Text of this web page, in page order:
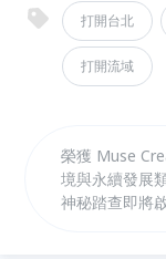
打開台北
打開流域
榮獲 Muse
境與永續發展類別獎 一場打開城市
神秘踏查即將啟動 ◆ 有料文史的街遊、團